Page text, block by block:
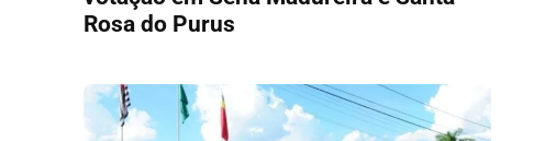
Rosa do Purus